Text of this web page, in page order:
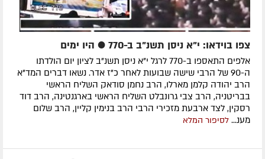
צפו בוידאו: י"א ניסן תשנ"ב ב-770 ● היו ימים
אלפים התאספו ב-770 לרגל י"א ניסן תשנ"ב לציון יום הולדתו
ה-90 של הרבי שישה שבועות לאחר כ"ז אדר. נשאו דברים המד"א
הרב יהודה קלמן מארלו, הרב נחמן סודאק השליח הראשי
בבריטניה, הרב צבי גרונבלט השליח הראשי בארגנטינה, הרב דוד
רסקין, לצד ארבעת מזכירי הרבי הרב בנימין קליין, הרב שלום
מענ... לסיפור המלא